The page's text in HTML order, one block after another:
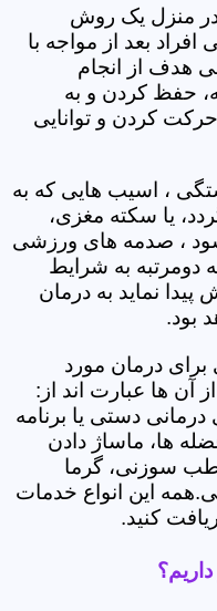
در منزل یک روش
بعد از مواجه با
هدف از انجام
حفظ کردن و به
کردن و توانایی
، اسیب هایی که به
یا سکته مغزی،
، صدمه های ورزشی
دومرتبه به شرایط
پیدا نماید به درمان
بود.
درمان مورد
آن ها عبارت اند از:
دستی یا برنامه
ها، ماساژ دادن
سوزنی، گرما
این انواع خدمات
کنید.